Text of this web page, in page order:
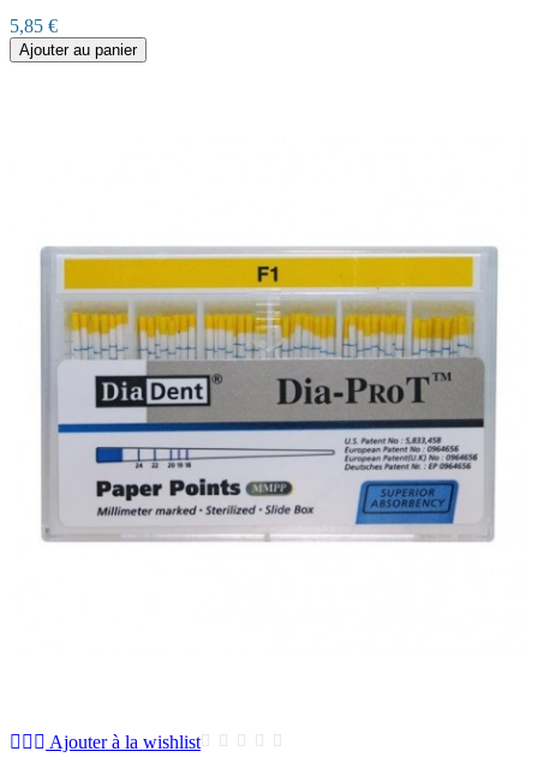
5,85 €
Ajouter au panier
Ajouter à la wishlist